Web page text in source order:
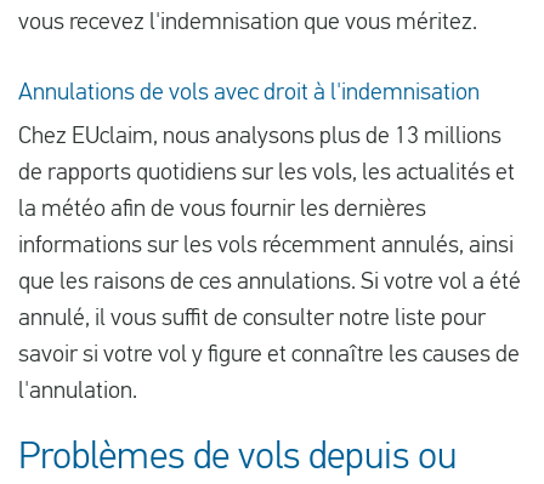
vous recevez l'indemnisation que vous méritez.
Annulations de vols avec droit à l'indemnisation
Chez EUclaim, nous analysons plus de 13 millions
de rapports quotidiens sur les vols, les actualités et
la météo afin de vous fournir les dernières
informations sur les vols récemment annulés, ainsi
que les raisons de ces annulations. Si votre vol a été
annulé, il vous suffit de consulter notre liste pour
savoir si votre vol y figure et connaître les causes de
l'annulation.
Problèmes de vols depuis ou